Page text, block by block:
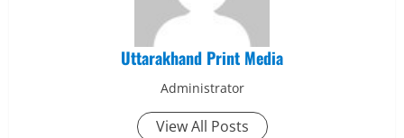
Uttarakhand Print Media
Administrator
View All Posts